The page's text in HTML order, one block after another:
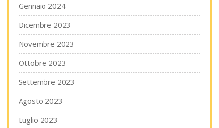
Gennaio 2024
Dicembre 2023
Novembre 2023
Ottobre 2023
Settembre 2023
Agosto 2023
Luglio 2023